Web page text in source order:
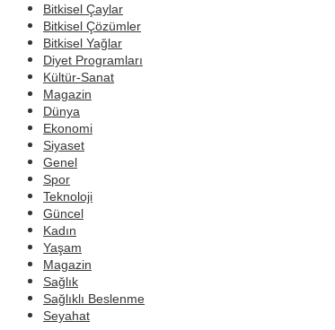
Bitkisel Çaylar
Bitkisel Çözümler
Bitkisel Yağlar
Diyet Programları
Kültür-Sanat
Magazin
Dünya
Ekonomi
Siyaset
Genel
Spor
Teknoloji
Güncel
Kadın
Yaşam
Magazin
Sağlık
Sağlıklı Beslenme
Seyahat